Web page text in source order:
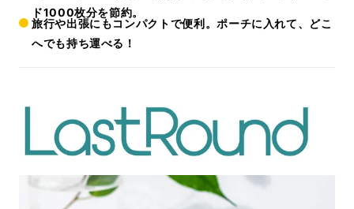
ド1000枚分を節約。
旅行や出張にもコンパクトで便利。ポーチに入れて、どこ
へでも持ち運べる！